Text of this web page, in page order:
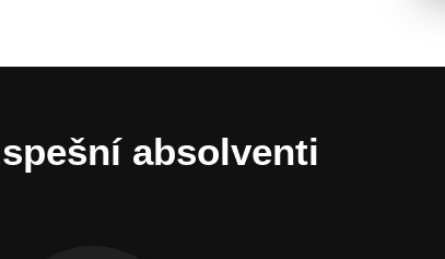
absolventi